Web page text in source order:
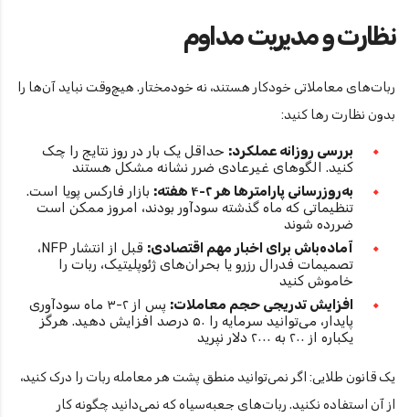
نظارت و مدیریت مداوم
ربات‌های معاملاتی خودکار هستند، نه خودمختار. هیچ‌وقت نباید آن‌ها را
بدون نظارت رها کنید:
بررسی روزانه عملکرد: حداقل یک بار در روز نتایج را چک
کنید. الگوهای غیرعادی ضرر نشانه مشکل هستند
به‌روزرسانی پارامترها هر ۲-۴ هفته:
بازار فارکس پویا است.
تنظیماتی که ماه گذشته سودآور بودند، امروز ممکن است
ضررده شوند
آماده‌باش برای اخبار مهم اقتصادی:
قبل از انتشار NFP،
تصمیمات فدرال رزرو یا بحران‌های ژئوپلیتیک، ربات را
خاموش کنید
افزایش تدریجی حجم معاملات:
پس از ۲-۳ ماه سودآوری
پایدار، می‌توانید سرمایه را ۵۰ درصد افزایش دهید. هرگز
یکباره از ۲۰۰ به ۲۰۰۰ دلار نپرید
یک قانون طلایی: اگر نمی‌توانید منطق پشت هر معامله ربات را درک کنید،
از آن استفاده نکنید. ربات‌های جعبه‌سیاه که نمی‌دانید چگونه کار